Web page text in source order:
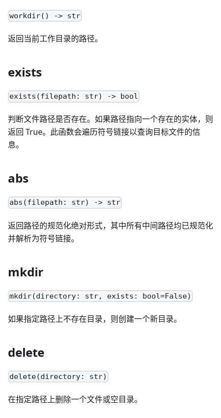
workdir() -> str
返回当前工作目录的路径。
exists
exists(filepath: str) -> bool
判断文件路径是否存在。如果路径指向一个存在的实体，则
返回 True。此函数会遍历符号链接以查询目标文件的信
息。
abs
abs(filepath: str) -> str
返回路径的规范化绝对形式，其中所有中间路径均已规范化
并解析为符号链接。
mkdir
mkdir(directory: str, exists: bool=False)
如果指定路径上不存在目录，则创建一个新目录。
delete
delete(directory: str)
在指定路径上删除一个文件或空目录。